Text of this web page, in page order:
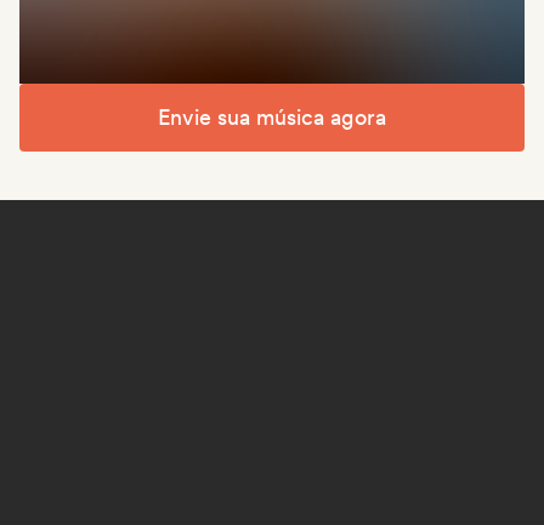
Envie sua música agora